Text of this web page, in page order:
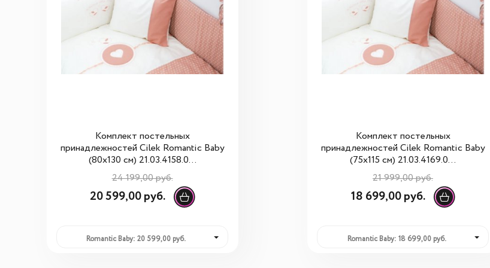
Комплект постельных
принадлежностей Cilek Romantic Baby
(80x130 см) 21.03.4158.0...
24 199,00 руб.
20 599,00 руб.
Romantic Baby: 20 599,00 руб.
Комплект постельных
принадлежностей Cilek Romantic Baby
(75x115 см) 21.03.4169.0...
21 999,00 руб.
18 699,00 руб.
Romantic Baby: 18 699,00 руб.